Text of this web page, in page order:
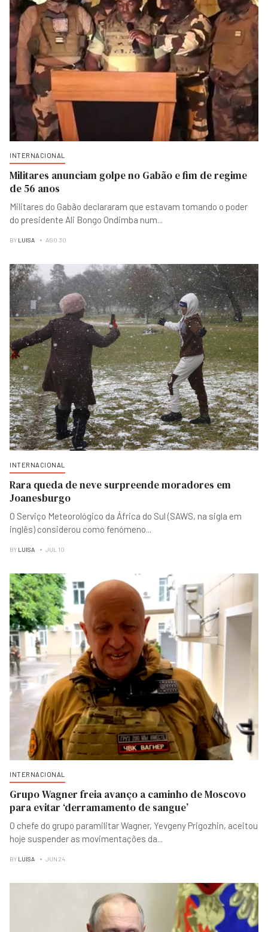
INTERNACIONAL
Militares anunciam golpe no Gabão e fim de regime
de 56 anos
Militares do Gabão declararam que estavam tomando o poder
do presidente Ali Bongo Ondimba num...
BY LUISA AGO 30
INTERNACIONAL
Rara queda de neve surpreende moradores em
Joanesburgo
O Serviço Meteorológico da África do Sul (SAWS, na sigla em
inglês) considerou como fenómeno...
BY LUISA JUL 10
INTERNACIONAL
Grupo Wagner freia avanço a caminho de Moscovo
para evitar ‘derramamento de sangue’
O chefe do grupo paramilitar Wagner, Yevgeny Prigozhin, aceitou
hoje suspender as movimentações da...
BY LUISA JUN 24